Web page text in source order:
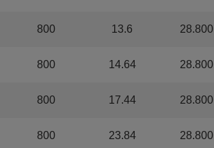
800 13.6 28.800
800 14.64 28.800
800 17.44 28.800
800 23.84 28.800